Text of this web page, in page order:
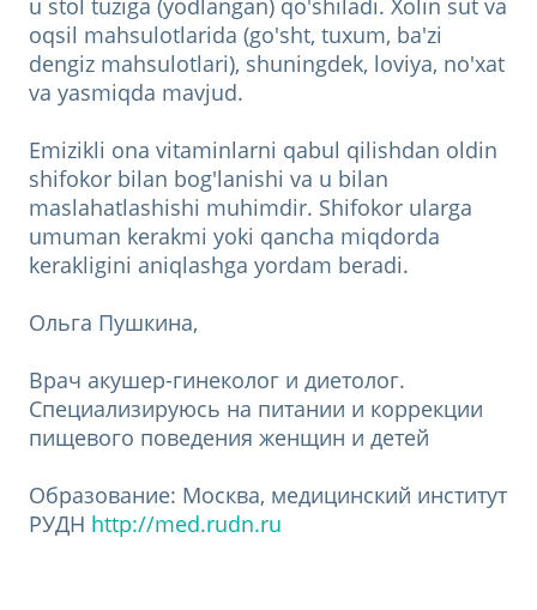
oqsil mahsulotlarida (go'sht, tuxum, ba'zi
dengiz mahsulotlari), shuningdek, loviya, no'xat
va yasmiqda mavjud.
Emizikli ona vitaminlarni qabul qilishdan oldin
shifokor bilan bog'lanishi va u bilan
maslahatlashishi muhimdir. Shifokor ularga
umuman kerakmi yoki qancha miqdorda
kerakligini aniqlashga yordam beradi.
Ольга Пушкина,
Врач акушер-гинеколог и диетолог.
Специализируюсь на питании и коррекции
пищевого поведения женщин и детей
Образование: Москва, медицинский институт
РУДН http://med.rudn.ru